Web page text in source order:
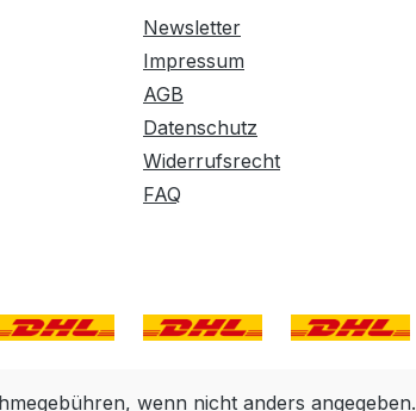
Newsletter
Impressum
AGB
Datenschutz
Widerrufsrecht
FAQ
wenn nicht anders angegeben.